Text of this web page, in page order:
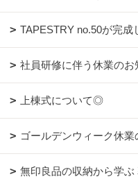
TAPESTRY no.50が完成
社員研修に伴う休業のお
上棟式について◎
ゴールデンウィーク休業
無印良品の収納から学